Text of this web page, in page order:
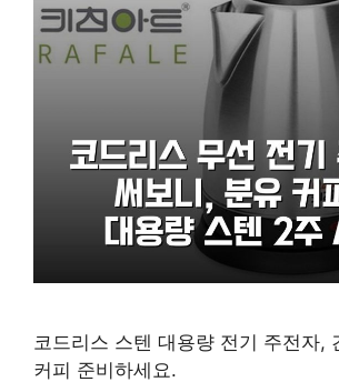
코드리스 스텐 대용량 전기 주전자,
커피 준비하세요.